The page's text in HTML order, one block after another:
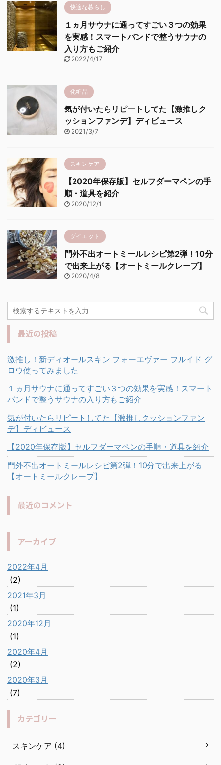
快適な暮らし
１ヵ月サウナに通ってすごい３つの効果
を実感！スマートバンドで整うサウナの
入り方もご紹介
2022/4/17
化粧品
気が付いたらリピートしてた【激推しク
ッションファンデ】ディビュース
2021/3/7
スキンケア
【2020年保存版】セルフダーマペンの手
順・道具を紹介
2020/12/1
ダイエット
門外不出オートミールレシピ第2弾！10分
で出来上がる【オートミールクレープ】
2020/4/8
最近の投稿
激推し！新ディオールスキン フォーエヴァー フルイド グ
ロウ使ってみました
１ヵ月サウナに通ってすごい３つの効果を実感！スマート
バンドで整うサウナの入り方もご紹介
気が付いたらリピートしてた【激推しクッションファン
デ】ディビュース
【2020年保存版】セルフダーマペンの手順・道具を紹介
門外不出オートミールレシピ第2弾！10分で出来上がる
【オートミールクレープ】
最近のコメント
アーカイブ
2022年4月
(2)
2021年3月
(1)
2020年12月
(1)
2020年4月
(2)
2020年3月
(7)
カテゴリー
スキンケア (4)